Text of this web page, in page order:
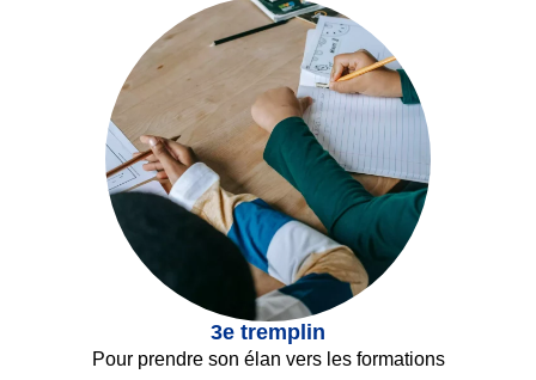
3e tremplin
Pour prendre son élan vers les formations